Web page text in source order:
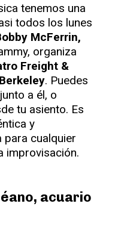
tenemos una
todos los lunes
McFerrin,
organiza
Freight &
Berkeley. Puedes
a él, o
tu asiento. Es
y
cualquier
improvisación.
acuario